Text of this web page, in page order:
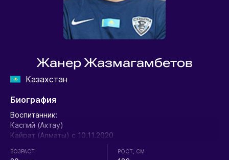
Жанер Жазмагамбетов
Казахстан
Биография
Воспитанник:
Каспий (Актау)
Кайрат (Алматы) с 10.11.2020
ВОЗРАСТ РОСТ, СМ